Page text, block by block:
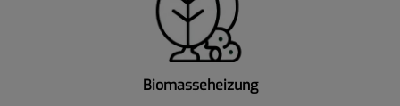
Biomasseheizung